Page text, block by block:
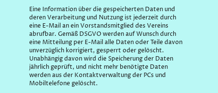
Eine Information über die gespeicherten Daten und
deren Verarbeitung und Nutzung ist jederzeit durch
eine E-Mail an ein Vorstandsmitglied des Vereins
abrufbar. Gemäß DSGVO werden auf Wunsch durch
eine Mitteilung per E-Mail alle Daten oder Teile davon
unverzüglich korrigiert, gesperrt oder gelöscht.
Unabhängig davon wird die Speicherung der Daten
jährlich geprüft, und nicht mehr benötigte Daten
werden aus der Kontaktverwaltung der PCs und
Mobiltelefone gelöscht.